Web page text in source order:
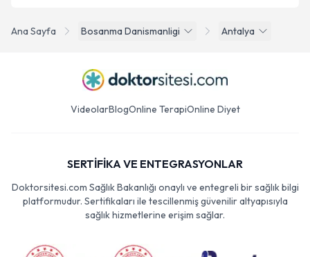
Ana Sayfa Bosanma Danismanligi Antalya
VideolarBlogOnline TerapiOnline Diyet
SERTİFİKA VE ENTEGRASYONLAR
Doktorsitesi.com Sağlık Bakanlığı onaylı ve entegreli bir sağlık bilgi
platformudur. Sertifikaları ile tescillenmiş güvenilir altyapısıyla
sağlık hizmetlerine erişim sağlar.